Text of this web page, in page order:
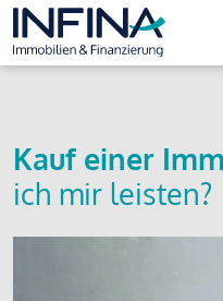
Kauf einer
ich mir leisten?